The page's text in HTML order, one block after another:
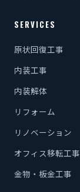
SERVICES
原状回復工事
内装工事
内装解体
リフォーム
リノベーション
オフィス移転工事
金物・板金工事